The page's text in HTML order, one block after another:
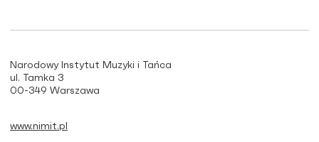
Narodowy Instytut Muzyki i Tańca
ul. Tamka 3
00-349 Warszawa
www.nimit.pl